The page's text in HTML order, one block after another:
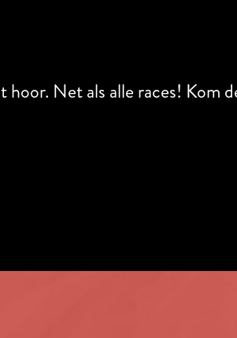
hoor. Net als alle races! Kom